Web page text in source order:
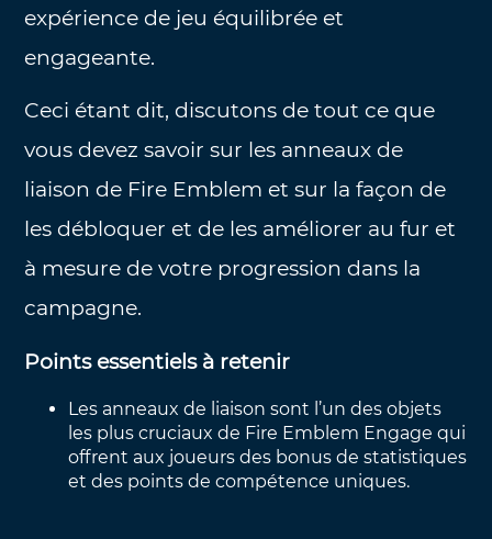
expérience de jeu équilibrée et
engageante.
Ceci étant dit, discutons de tout ce que
vous devez savoir sur les anneaux de
liaison de Fire Emblem et sur la façon de
les débloquer et de les améliorer au fur et
à mesure de votre progression dans la
campagne.
Points essentiels à retenir
Les anneaux de liaison sont l’un des objets
les plus cruciaux de Fire Emblem Engage qui
offrent aux joueurs des bonus de statistiques
et des points de compétence uniques.